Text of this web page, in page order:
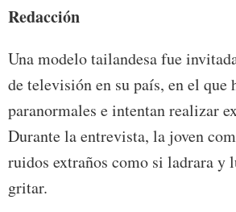
Redacción
Una modelo tailandesa fue
de televisión en su país, en el que
paranormales e intentan realizar
Durante la entrevista, la joven
ruidos extraños como si ladrara y
gritar.